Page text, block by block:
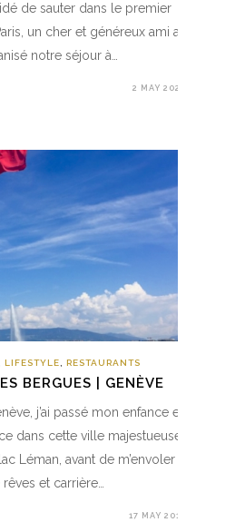
de sauter dans le premier
un cher et généreux ami a
notre séjour à…
2 MAY 2020
LIFESTYLE RESTAURANTS
BERGUES | GENÈVE
j’ai passé mon enfance et
dans cette ville majestueuse
Léman, avant de m’envoler
et carrière…
17 MAY 2019